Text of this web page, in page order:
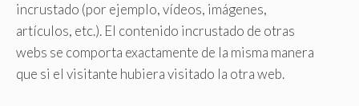
incrustado (por ejemplo, vídeos, imágenes,
artículos, etc.). El contenido incrustado de otras
webs se comporta exactamente de la misma manera
que si el visitante hubiera visitado la otra web.